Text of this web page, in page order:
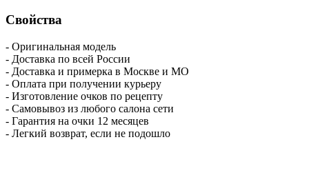
Свойства
- Оригинальная модель
- Доставка по всей России
- Доставка и примерка в Москве и МО
- Оплата при получении курьеру
- Изготовление очков по рецепту
- Самовывоз из любого салона сети
- Гарантия на очки 12 месяцев
- Легкий возврат, если не подошло